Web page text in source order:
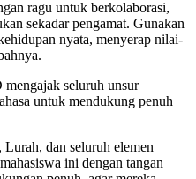
ragu untuk berkolaborasi,
sekadar pengamat. Gunakan
nyata, menyerap nilai-
seluruh unsur
untuk mendukung penuh
dan seluruh elemen
ini dengan tangan